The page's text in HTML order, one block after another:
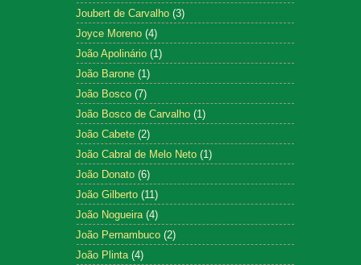
Joubert de Carvalho (3)
Joyce Moreno (4)
João Apolinário (1)
João Barone (1)
João Bosco (7)
João Bosco de Carvalho (1)
João Cabete (2)
João Cabral de Melo Neto (1)
João Donato (6)
João Gilberto (11)
João Nogueira (4)
João Pernambuco (2)
João Plinta (4)